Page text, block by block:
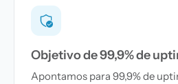
Objetivo de 99,9% de
Apontamos para 99,9% de